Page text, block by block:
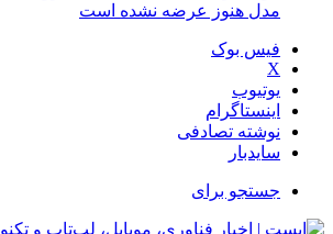
مدل هنوز عرضه نشده است
فیس بوک
X
یوتیوب
اینستاگرام
نوشته تصادفی
سایدبار
جستجو برای